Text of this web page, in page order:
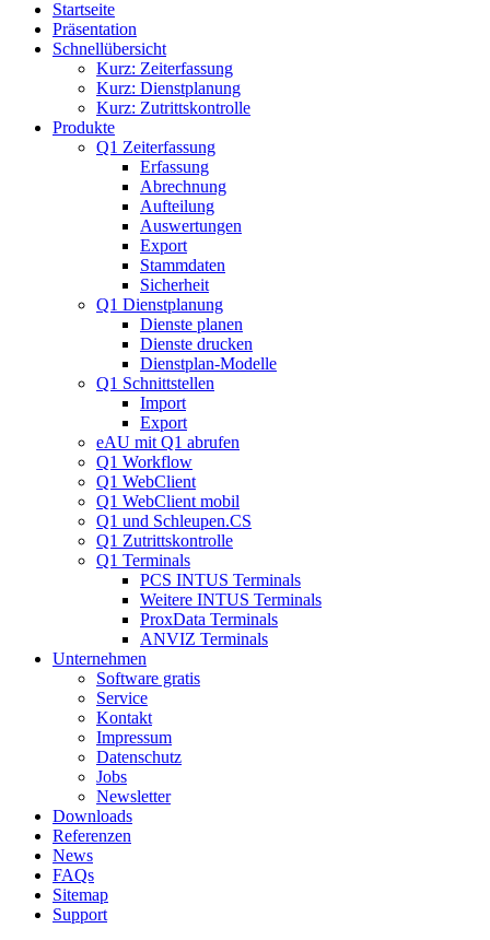
Startseite
Präsentation
Schnellübersicht
Kurz: Zeiterfassung
Kurz: Dienstplanung
Kurz: Zutrittskontrolle
Produkte
Q1 Zeiterfassung
Erfassung
Abrechnung
Aufteilung
Auswertungen
Export
Stammdaten
Sicherheit
Q1 Dienstplanung
Dienste planen
Dienste drucken
Dienstplan-Modelle
Q1 Schnittstellen
Import
Export
eAU mit Q1 abrufen
Q1 Workflow
Q1 WebClient
Q1 WebClient mobil
Q1 und Schleupen.CS
Q1 Zutrittskontrolle
Q1 Terminals
PCS INTUS Terminals
Weitere INTUS Terminals
ProxData Terminals
ANVIZ Terminals
Unternehmen
Software gratis
Service
Kontakt
Impressum
Datenschutz
Jobs
Newsletter
Downloads
Referenzen
News
FAQs
Sitemap
Support